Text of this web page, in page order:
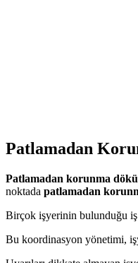
Patlamadan
Patlamadan korunma
noktada patlamadan
Birçok işyerinin bulunduğu
Bu koordinasyon yönetimi,